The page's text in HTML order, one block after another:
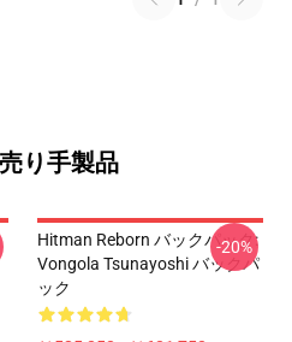
り手製品
Hitman Reborn バックパック:
Vongola Tsunayoshi バックパ
ック
-20%